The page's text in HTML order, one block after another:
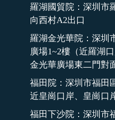
羅湖國貿院：深圳市
向西村A2出口
羅湖金光華院：深圳
廣場1~2樓（近羅湖
金光華廣場東二門對
福田院：深圳市福田
近皇崗口岸、皇崗口
福田下沙院：深圳市